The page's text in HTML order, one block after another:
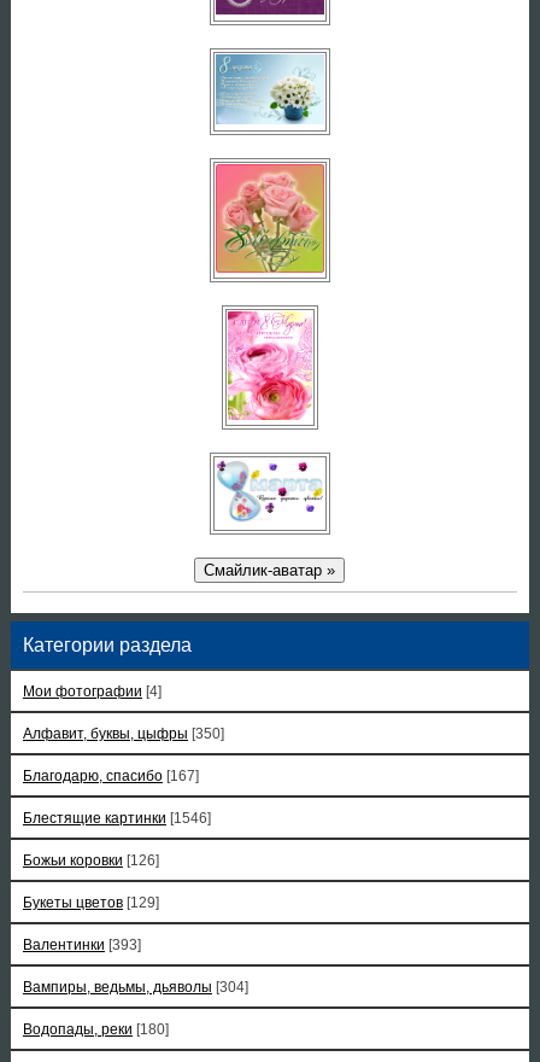
Смайлик-аватар »
Категории раздела
Мои фотографии [4]
Алфавит, буквы, цыфры [350]
Благодарю, спасибо [167]
Блестящие картинки [1546]
Божьи коровки [126]
Букеты цветов [129]
Валентинки [393]
Вампиры, ведьмы, дьяволы [304]
Водопады, реки [180]